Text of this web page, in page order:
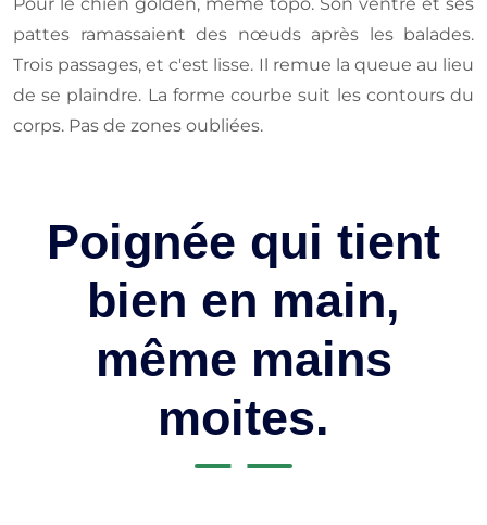
pattes ramassaient des nœuds après les balades.
Trois passages, et c'est lisse. Il remue la queue au lieu
de se plaindre. La forme courbe suit les contours du
corps. Pas de zones oubliées.
Poignée qui tient
bien en main,
même mains
moites.